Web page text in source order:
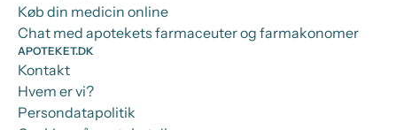
Køb din medicin online
Chat med apotekets farmaceuter og farmakonomer
APOTEKET.DK
Kontakt
Hvem er vi?
Persondatapolitik